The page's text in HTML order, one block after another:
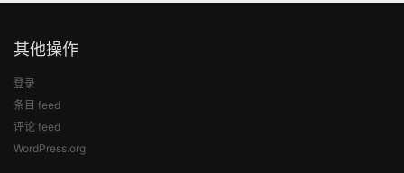
其他操作
登录
条目 feed
评论 feed
WordPress.org